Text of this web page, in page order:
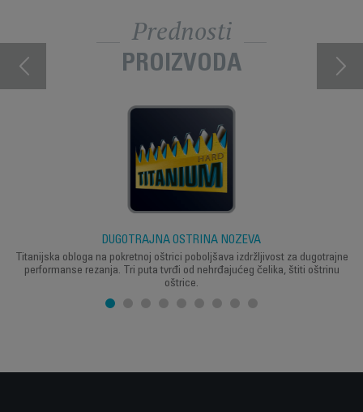
Prednosti
PROIZVODA
DUGOTRAJNA OŠTRINA NOŽEVA
Titanijska obloga na pokretnoj oštrici poboljšava izdržljivost za dugotrajne
performanse rezanja. Tri puta tvrđi od nehrđajućeg čelika, štiti oštrinu
oštrice.